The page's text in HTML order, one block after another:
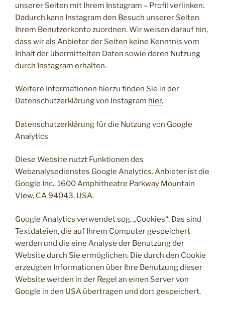
unserer Seiten mit Ihrem Instagram – Profil verlinken.
Dadurch kann Instagram den Besuch unserer Seiten
Ihrem Benutzerkonto zuordnen. Wir weisen darauf hin,
dass wir als Anbieter der Seiten keine Kenntnis vom
Inhalt der übermittelten Daten sowie deren Nutzung
durch Instagram erhalten.
Weitere Informationen hierzu finden Sie in der
Datenschutzerklärung von Instagram hier.
Datenschutzerklärung für die Nutzung von Google
Analytics
Diese Website nutzt Funktionen des
Webanalysedienstes Google Analytics. Anbieter ist die
Google Inc., 1600 Amphitheatre Parkway Mountain
View, CA 94043, USA.
Google Analytics verwendet sog. „Cookies“. Das sind
Textdateien, die auf Ihrem Computer gespeichert
werden und die eine Analyse der Benutzung der
Website durch Sie ermöglichen. Die durch den Cookie
erzeugten Informationen über Ihre Benutzung dieser
Website werden in der Regel an einen Server von
Google in den USA übertragen und dort gespeichert.